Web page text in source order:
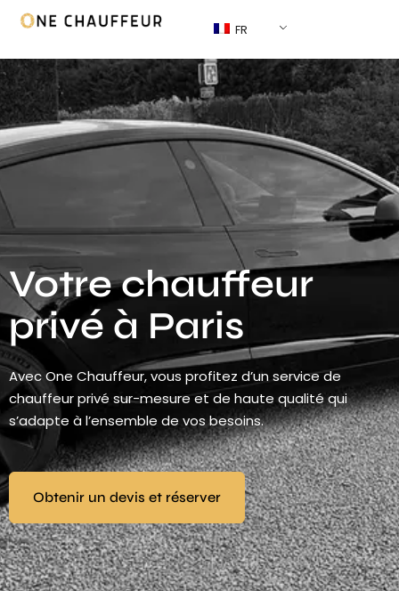
FR
Votre chauffeur
privé à Paris
Avec One Chauffeur, vous profitez d’un service de
chauffeur privé sur-mesure et de haute qualité qui
s’adapte à l’ensemble de vos besoins.
Obtenir un devis et réserver